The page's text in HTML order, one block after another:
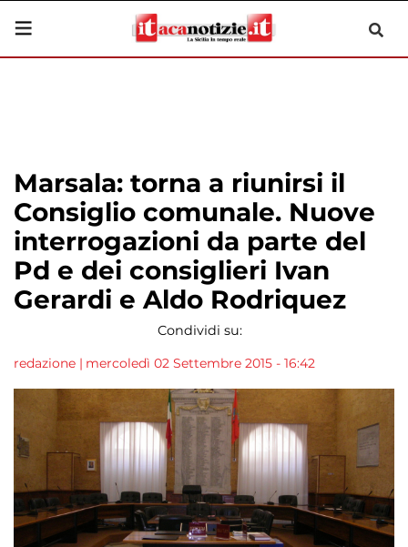
Marsala: torna a riunirsi il
Consiglio comunale. Nuove
interrogazioni da parte del
Pd e dei consiglieri Ivan
Gerardi e Aldo Rodriquez
Condividi su:
redazione | mercoledì 02 Settembre 2015 - 16:42